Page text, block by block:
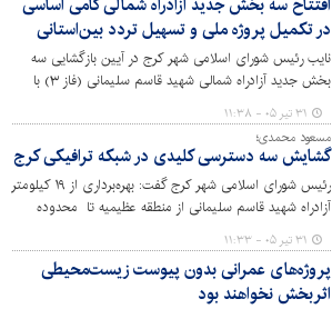
پروژه هستند و شهروندان به‌زودی شاهد اخبار امیدوارکننده‌ای
در این حوزه خواهند بود.
در تکمیل پروژه ملی و تسهیل تردد بین‌استانی
نایب رئیس شورای اسلامی شهر کرج در آیین بازگشایی سه
بخش جدید آزادراه شمالی شهید قاسم سلیمانی (فاز ۳) با
تأکید بر نقش شورای ششم و مدیریت شهری در تسریع روند
اجرای این پروژه، گفت: آزادراه شمالی یکی از مهم‌ترین
پروژه‌های عمرانی کشور است که علاوه بر خدمت‌رسانی به
شهروندان کرج، مسیر تردد ۱۴ استان را نیز تسهیل خواهد کرد.
۳۱ تیر ۰۵ - ۱۱:۳۸
مسعود محمدی؛
گشایش سه دسترسی کلیدی در شبکه ترافیکی کرج
رئیس شورای اسلامی شهر کرج گفت: بهره‌برداری از ۱۹ کیلومتر
آزادراه شهید قاسم سلیمانی از منطقه عظیمیه تا محدوده
بهشت سکینه(س)، گام مهمی در تکمیل یکی از بزرگ‌ترین
پروژه‌های عمرانی استان البرز و اقدامی مؤثر در کاهش ترافیک
و تسهیل تردد شهروندان است.
۳۱ تیر ۰۵ - ۱۱:۳۳
پروژه‌های عمرانی بدون پیوست زیست‌محیطی
اثربخش نخواهند بود